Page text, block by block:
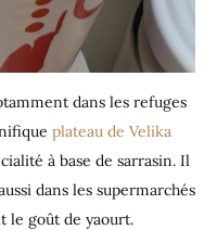
dans les refuges
plateau de Velika
à base de sarrasin. Il
dans les supermarchés
le goût de yaourt.